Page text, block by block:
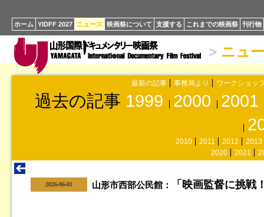
ホーム YIDFF 2027 ニュース 映画祭について 支援する これまでの映画祭 刊行物
> ニュ
最新の記事 事務局より ワークショッ
過去の記事 1999 2000 2001
2010 2011 2012
2013
2020
2021
2026-06-01 山形市西部公民館： 「映画監督に挑